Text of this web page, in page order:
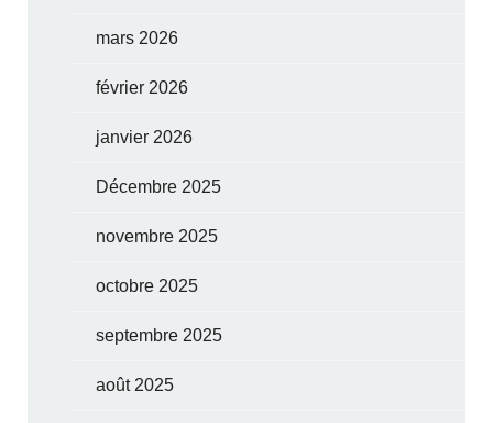
mars 2026
février 2026
janvier 2026
Décembre 2025
novembre 2025
octobre 2025
septembre 2025
août 2025